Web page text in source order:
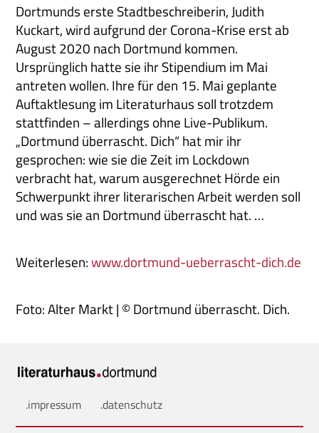
Dortmunds erste Stadtbeschreiberin, Judith
Kuckart, wird aufgrund der Corona-Krise erst ab
August 2020 nach Dortmund kommen.
Ursprünglich hatte sie ihr Stipendium im Mai
antreten wollen. Ihre für den 15. Mai geplante
Auftaktlesung im Literaturhaus soll trotzdem
stattfinden – allerdings ohne Live-Publikum.
„Dortmund überrascht. Dich“ hat mir ihr
gesprochen: wie sie die Zeit im Lockdown
verbracht hat, warum ausgerechnet Hörde ein
Schwerpunkt ihrer literarischen Arbeit werden soll
und was sie an Dortmund überrascht hat. …
Weiterlesen:www.dortmund-ueberrascht-dich.de
Foto: Alter Markt | © Dortmund überrascht. Dich.
.impressum .datenschutz